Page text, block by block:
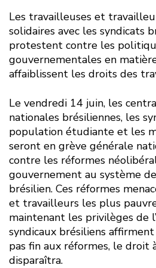
Les travailleuses et
solidaires avec les syndicats
protestent contre les
gouvernementales en
affaiblissent les droits des
Le vendredi 14 juin, les
nationales brésiliennes, les
population étudiante et les
seront en grève générale
contre les réformes
gouvernement au système
brésilien. Ces réformes
et travailleurs les plus
maintenant les privilèges de
syndicaux brésiliens
pas fin aux réformes, le droit
disparaîtra.